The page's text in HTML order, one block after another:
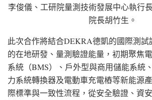
李俊儀、工研院量測技術發展中心執行
院長胡竹生。
此次合作將結合DEKRA德凱的國際測試
的在地研發、量測驗證能量，初期聚焦
系統（BMS）、戶外型與商用儲能系統
力系統轉換器及電動車充電樁等新能源
際標準與一致性流程，從安全驗證、資